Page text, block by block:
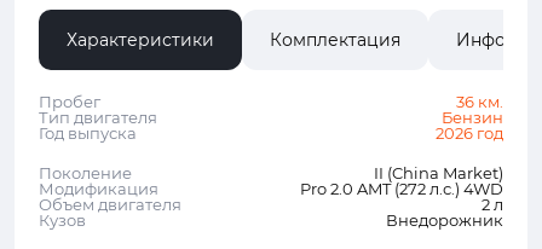
Характеристики Комплектация
Пробег
36 км.
Тип двигателя
Бензин
Год выпуска
2026 год
Поколение
II (China Market)
Модификация
Pro 2.0 AMT (272 л.с.) 4WD
Объем двигателя
2 л
Кузов
Внедорожник